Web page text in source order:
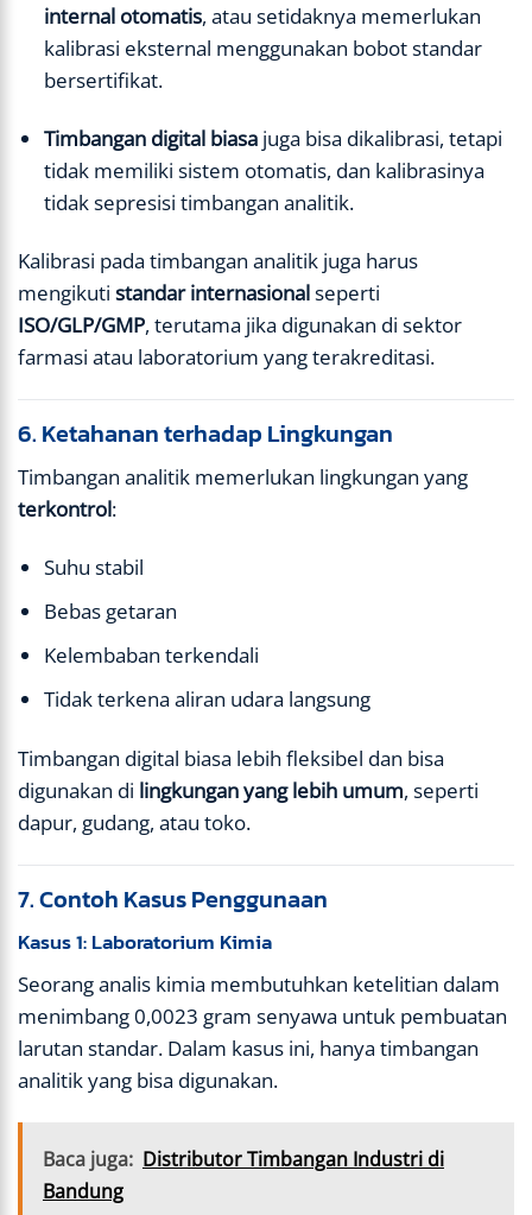
internal otomatis, atau setidaknya memerlukan
kalibrasi eksternal menggunakan bobot standar
bersertifikat.
Timbangan digital biasa juga bisa dikalibrasi, tetapi
tidak memiliki sistem otomatis, dan kalibrasinya
tidak sepresisi timbangan analitik.
Kalibrasi pada timbangan analitik juga harus
mengikuti standar internasionalseperti
ISO/GLP/GMP, terutama jika digunakan di sektor
farmasi atau laboratorium yang terakreditasi.
6. Ketahanan terhadap Lingkungan
Timbangan analitik memerlukan lingkungan yang
terkontrol:
Suhu stabil
Bebas getaran
Kelembaban terkendali
Tidak terkena aliran udara langsung
Timbangan digital biasa lebih fleksibel dan bisa
digunakan di lingkungan yang lebih umum, seperti
dapur, gudang, atau toko.
7. Contoh Kasus Penggunaan
Kasus 1: Laboratorium Kimia
Seorang analis kimia membutuhkan ketelitian dalam
menimbang 0,0023 gram senyawa untuk pembuatan
larutan standar. Dalam kasus ini, hanya timbangan
analitik yang bisa digunakan.
Baca juga: Distributor Timbangan Industri di
Bandung